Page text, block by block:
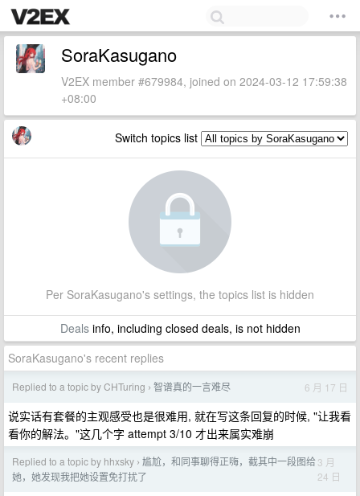
SoraKasugano
V2EX member #679984, joined on 2024-03-12 17:59:38
+08:00
Switch topics list
Per SoraKasugano's settings, the topics list is hidden
Dealsinfo, including closed deals, is not hidden
SoraKasugano's recent replies
Replied to a topic by CHTuring › 智谱真的一言难尽 6 月 17 日
说实话有套餐的主观感受也是很难用, 就在写这条回复的时候, "让我看
看你的解法。"这几个字 attempt 3/10 才出来属实难崩
Replied to a topic by hhxsky › 尴尬，和同事聊得正嗨，截其中一段图给
她，她发现我把她设置免打扰了
3 月
24 日